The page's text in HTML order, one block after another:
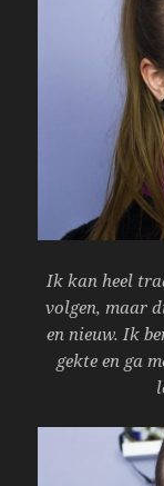
Ik kan heel
volgen, maar
en nieuw. Ik
gekte en ga